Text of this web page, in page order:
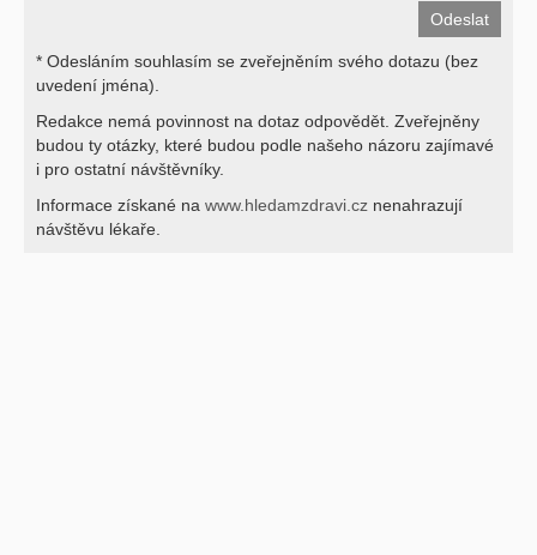
* Odesláním souhlasím se zveřejněním svého dotazu (bez
uvedení jména).
Redakce nemá povinnost na dotaz odpovědět. Zveřejněny
budou ty otázky, které budou podle našeho názoru zajímavé
i pro ostatní návštěvníky.
Informace získané na www.hledamzdravi.cz nenahrazují
návštěvu lékaře.